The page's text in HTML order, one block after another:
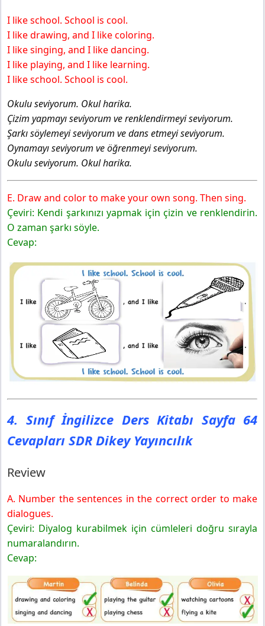
I like school. School is cool.
I like drawing, and I like coloring.
I like singing, and I like dancing.
I like playing, and I like learning.
I like school. School is cool.
Okulu seviyorum. Okul harika.
Çizim yapmayı seviyorum ve renklendirmeyi seviyorum.
Şarkı söylemeyi seviyorum ve dans etmeyi seviyorum.
Oynamayı seviyorum ve öğrenmeyi seviyorum.
Okulu seviyorum. Okul harika.
E. Draw and color to make your own song. Then sing.
Çeviri: Kendi şarkınızı yapmak için çizin ve renklendirin.
O zaman şarkı söyle.
Cevap:
4. Sınıf İngilizce Ders Kitabı Sayfa 64
Cevapları SDR Dikey Yayıncılık
Review
A. Number the sentences in the correct order to make
dialogues.
Çeviri: Diyalog kurabilmek için cümleleri doğru sırayla
numaralandırın.
Cevap: